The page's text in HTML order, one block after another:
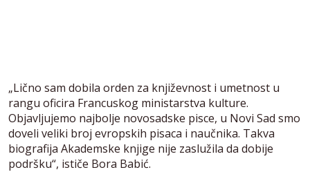
„Lično sam dobila orden za književnost i umetnost u
rangu oficira Francuskog ministarstva kulture.
Objavljujemo najbolje novosadske pisce, u Novi Sad smo
doveli veliki broj evropskih pisaca i naučnika. Takva
biografija Akademske knjige nije zaslužila da dobije
podršku“, ističe Bora Babić.